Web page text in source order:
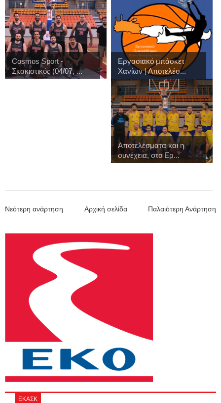
Cosmos Sport -
Σκακιστικός (04/07, ...
Εργασιακό μπάσκετ
Χανίων | Αποτελέσ...
Αποτελέσματα και η
συνέχεια, στο Ερ...
Νεότερη ανάρτηση Παλαιότερη Ανάρτηση
Αρχική σελίδα
ΕΚΑΣΚ